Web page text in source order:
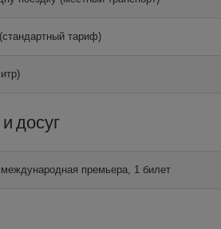
тариф)
досуг
международная премьера, 1 билет